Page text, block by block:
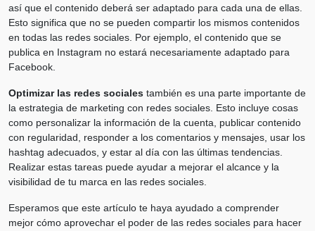
así que el contenido deberá ser adaptado para cada una de ellas.
Esto significa que no se pueden compartir los mismos contenidos
en todas las redes sociales. Por ejemplo, el contenido que se
publica en Instagram no estará necesariamente adaptado para
Facebook.
Optimizar las redes sociales también es una parte importante de
la estrategia de marketing con redes sociales. Esto incluye cosas
como personalizar la información de la cuenta, publicar contenido
con regularidad, responder a los comentarios y mensajes, usar los
hashtag adecuados, y estar al día con las últimas tendencias.
Realizar estas tareas puede ayudar a mejorar el alcance y la
visibilidad de tu marca en las redes sociales.
Esperamos que este artículo te haya ayudado a comprender
mejor cómo aprovechar el poder de las redes sociales para hacer